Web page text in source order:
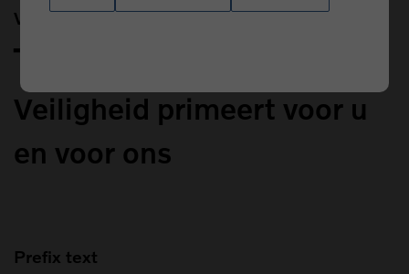
Van Kasteren
Title
Veiligheid primeert voor u
en voor ons
Prefix text